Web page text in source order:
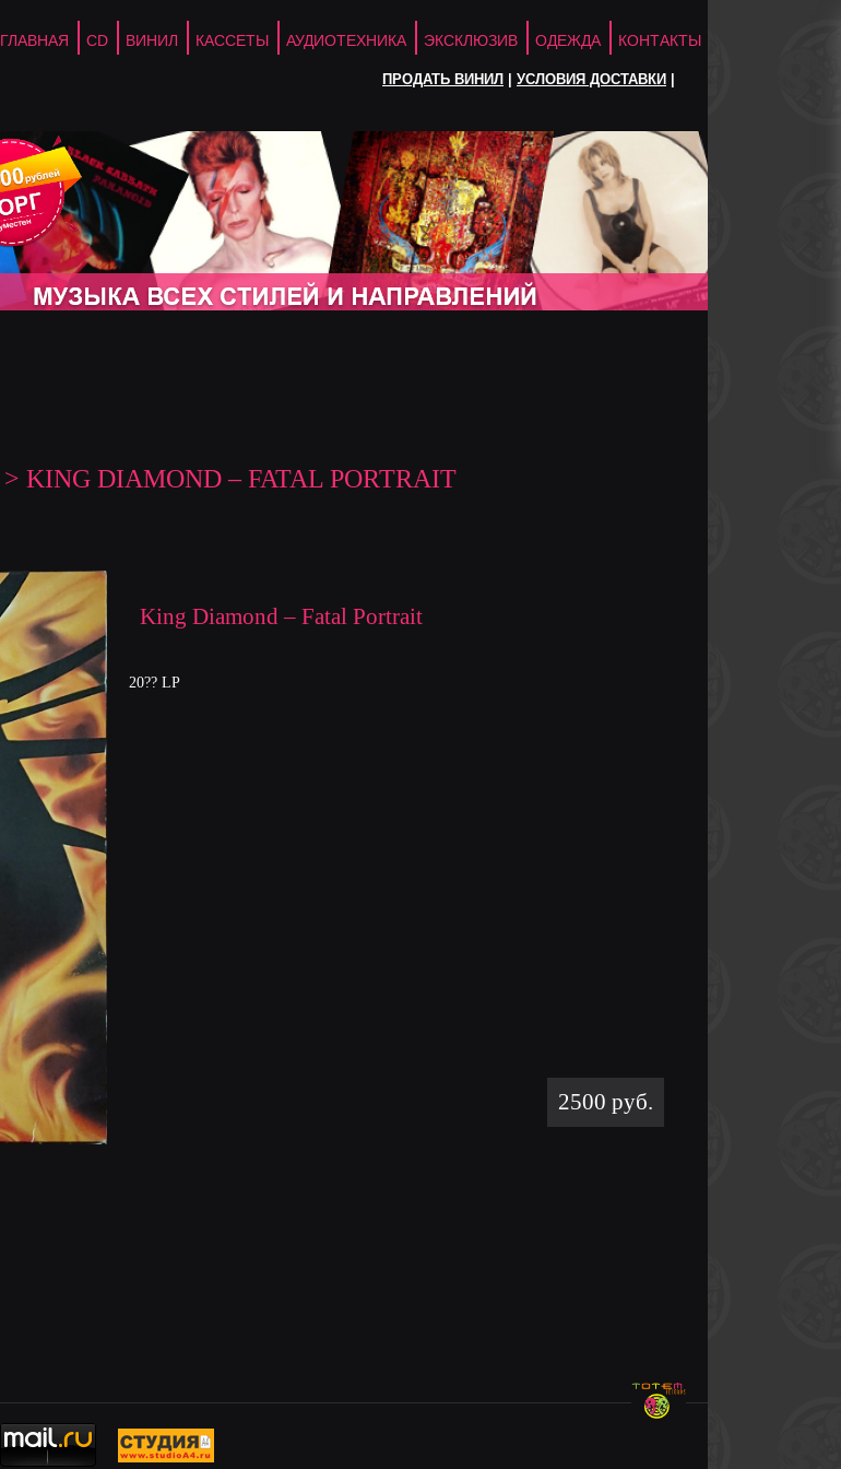
ГЛАВНАЯ CD ВИНИЛ КАССЕТЫ АУДИОТЕХНИКА ЭКСКЛЮЗИВ ОДЕЖДА КОНТАКТЫ
ПРОДАТЬ ВИНИЛ УСЛОВИЯ ДОСТАВКИ
> KING DIAMOND – FATAL PORTRAIT
King Diamond – Fatal Portrait
20?? LP
2500 руб.